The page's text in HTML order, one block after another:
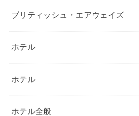
ブリティッシュ・エアウェイズ
ホテル
ホテル
ホテル全般